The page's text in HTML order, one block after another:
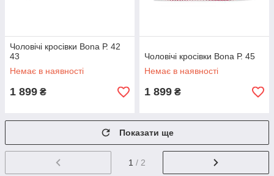
Чоловічі кросівки Bona Р. 42
43
Немає в наявності
1 899 ₴
Чоловічі кросівки Bona Р. 45
Немає в наявності
1 899 ₴
Показати ще
1 / 2